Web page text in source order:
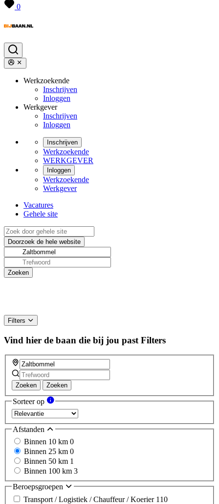
0
Werkzoekende
Inschrijven
Inloggen
Werkgever
Inschrijven
Inloggen
Inschrijven
Werkzoekende
WERKGEVER
Inloggen
Werkzoekende
Werkgever
Vacatures
Gehele site
Filters
Vind hier de baan die bij jou past Filters
Zoeken Zoeken
Sorteer op
Afstanden
Binnen 10 km 0
Binnen 25 km 0
Binnen 50 km 1
Binnen 100 km 3
Beroepsgroepen
Transport / Logistiek / Chauffeur / Koerier 110